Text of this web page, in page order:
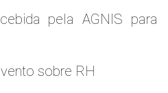
pela AGNIS para
sobre RH